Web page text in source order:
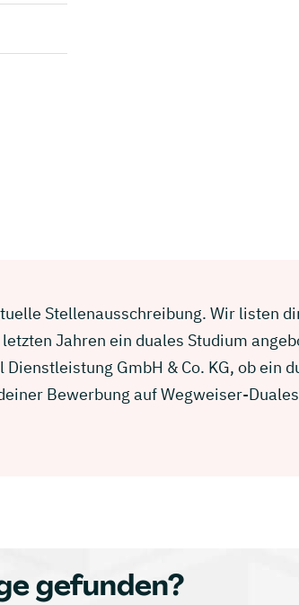
Stellenausschreibung. Wir listen
Jahren ein duales Studium
GmbH & Co. KG, ob ein
Bewerbung auf Wegweiser-
gefunden?